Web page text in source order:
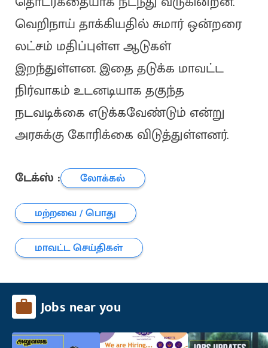
வெறிநாய் தாக்கியதில் சுமார் ஒன்றரை
லட்சம் மதிப்புள்ள ஆடுகள்
இறந்துள்ளன. இதை தடுக்க மாவட்ட
நிர்வாகம் உடனடியாக தகுந்த
நடவடிக்கை எடுக்கவேண்டும் என்று
அரசுக்கு கோரிக்கை விடுத்துள்ளனர்.
டேக்ஸ் :
லோக்கல்
மற்றவை / பொது
மாவட்ட செய்திகள்
Jobs near you